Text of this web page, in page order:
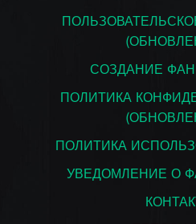
СОЗДАНИЕ
ПОЛИТИКА
ПОЛИТИКА
УВЕДОМЛЕНИЕ О